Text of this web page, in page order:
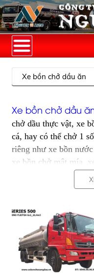
Xe bồn chở dầu ăn
Xe bồn chở dầu
chở dầu thực vật, xe
cá, hay có thể chở 1
riêng như xe bồn
xe bồn chở mật mía,
cồn, xe bồn chở mủ